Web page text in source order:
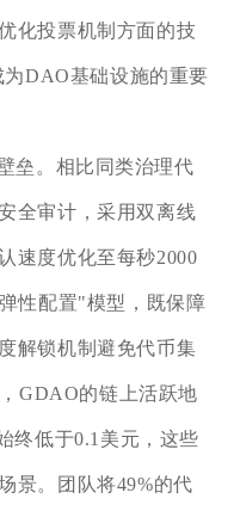
化投票机制方面的技
DAO基础设施的重要
垒。相比同类治理代
全审计，采用双离线
速度优化至每秒2000
性配置"模型，既保障
解锁机制避免代币集
GDAO的链上活跃地
终低于0.1美元，这些
景。团队将49%的代